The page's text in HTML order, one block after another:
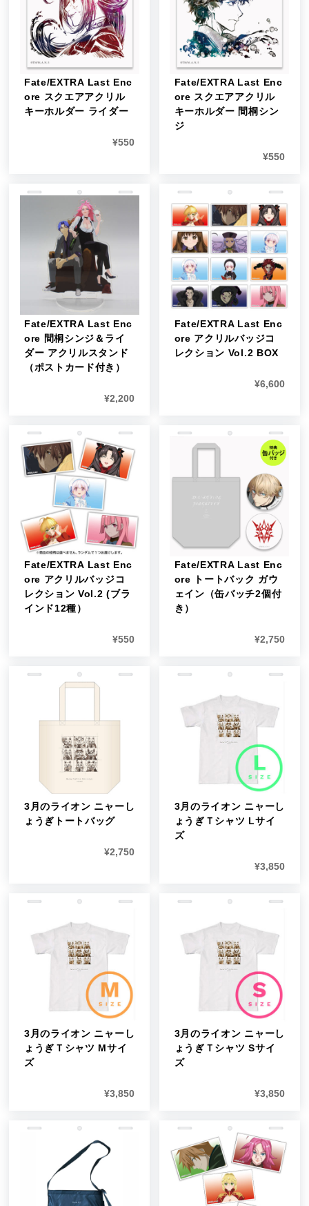
Fate/EXTRA Last Enc
ore スクエアアクリル
キーホルダー ライダー
¥550
Fate/EXTRA Last Enc
ore スクエアアクリル
キーホルダー 間桐シン
ジ
¥550
Fate/EXTRA Last Enc
ore 間桐シンジ＆ライ
ダー アクリルスタンド
（ポストカード付き）
¥2,200
Fate/EXTRA Last Enc
ore アクリルバッジコ
レクション Vol.2 BOX
¥6,600
Fate/EXTRA Last Enc
ore アクリルバッジコ
レクション Vol.2 (ブラ
インド12種）
¥550
Fate/EXTRA Last Enc
ore トートバック ガウ
ェイン（缶バッチ2個付
き）
¥2,750
3月のライオン ニャーし
ょうぎトートバッグ
¥2,750
3月のライオン ニャーし
ょうぎＴシャツ Lサイ
ズ
¥3,850
3月のライオン ニャーし
ょうぎＴシャツ Mサイ
ズ
¥3,850
3月のライオン ニャーし
ょうぎＴシャツ Sサイ
ズ
¥3,850